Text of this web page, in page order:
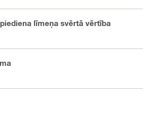
līmeņa svērtā vērtība